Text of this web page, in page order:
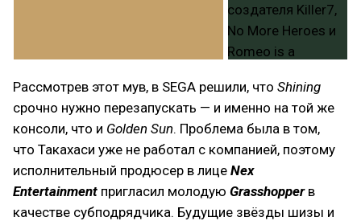
Рассмотрев этот мув, в SEGA решили, что Shining
срочно нужно перезапускать — и именно на той же
консоли, что и Golden Sun. Проблема была в том,
что Такахаси уже не работал с компанией, поэтому
исполнительный продюсер в лице Nex
Entertainment пригласил молодую Grasshopperв
качестве субподрядчика. Будущие звёзды шизы и